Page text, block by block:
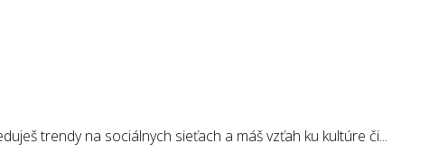
trendy na sociálnych sieťach a máš vzťah ku kultúre či...